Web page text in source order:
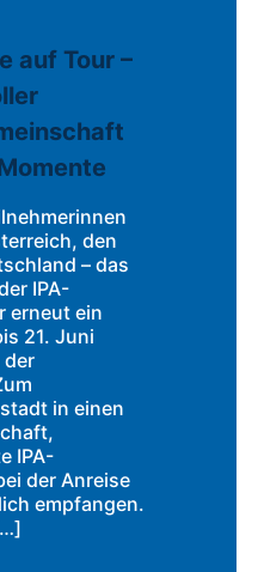
auf Tour –
den
– das
IPA-
erneut ein
21. Juni
der
in einen
IPA-
der Anreise
empfangen.